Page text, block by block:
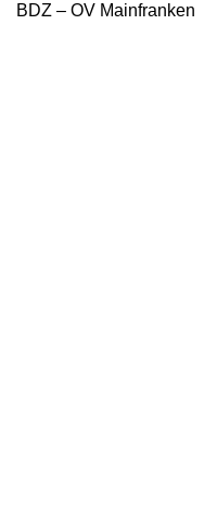
BDZ – OV Mainfranken